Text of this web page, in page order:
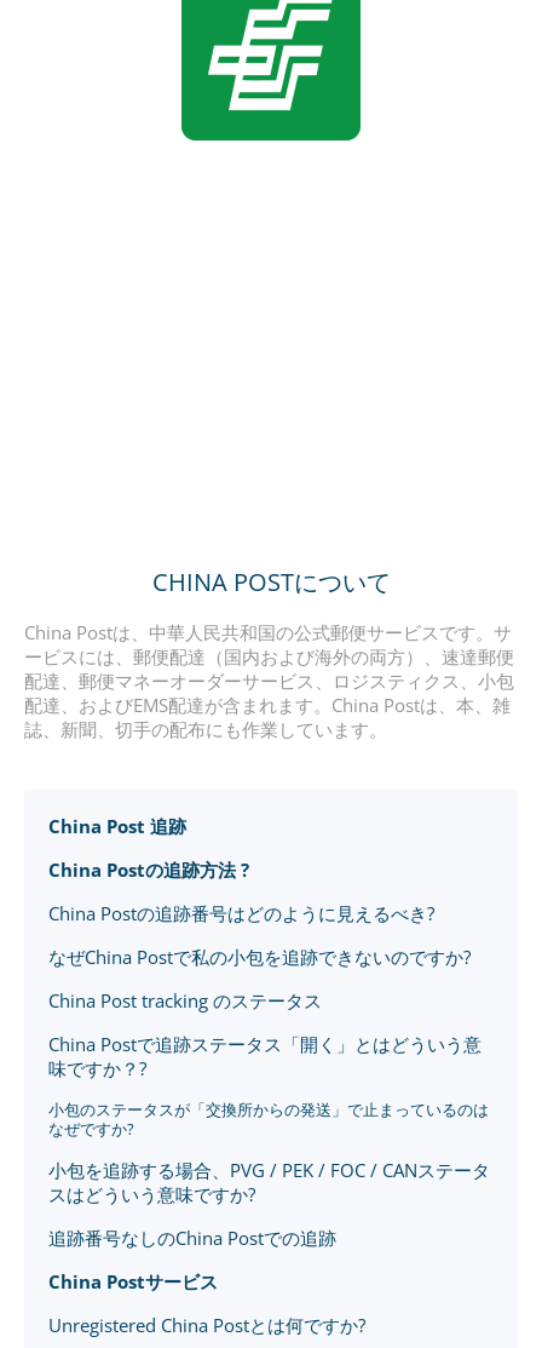
CHINA POSTについて
China Postは、中華人民共和国の公式郵便サービスです。サ
ービスには、郵便配達（国内および海外の両方）、速達郵便
配達、郵便マネーオーダーサービス、ロジスティクス、小包
配達、およびEMS配達が含まれます。China Postは、本、雑
誌、新聞、切手の配布にも作業しています。
China Post 追跡
China Postの追跡方法 ?
China Postの追跡番号はどのように見えるべき?
なぜChina Postで私の小包を追跡できないのですか?
China Post tracking のステータス
China Postで追跡ステータス「開く」とはどういう意
味ですか？?
小包のステータスが「交換所からの発送」で止まっているのは
なぜですか?
小包を追跡する場合、PVG / PEK / FOC / CANステータ
スはどういう意味ですか?
追跡番号なしのChina Postでの追跡
China Postサービス
Unregistered China Postとは何ですか?